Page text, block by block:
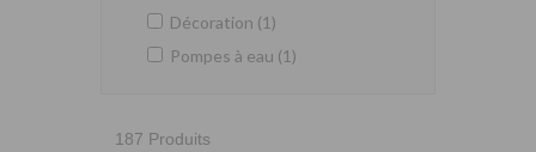
Décoration (1)
Pompes à eau (1)
187 Produits